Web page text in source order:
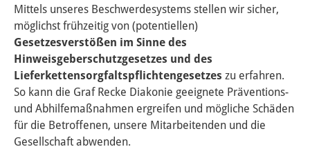
Mittels unseres Beschwerdesystems stellen wir sicher,
möglichst frühzeitig von (potentiellen)
Gesetzesverstößen im Sinne des
Hinweisgeberschutzgesetzes und des
Lieferkettensorgfaltspflichtengesetzes zu erfahren.
So kann die Graf Recke Diakonie geeignete Präventions-
und Abhilfemaßnahmen ergreifen und mögliche Schäden
für die Betroffenen, unsere Mitarbeitenden und die
Gesellschaft abwenden.